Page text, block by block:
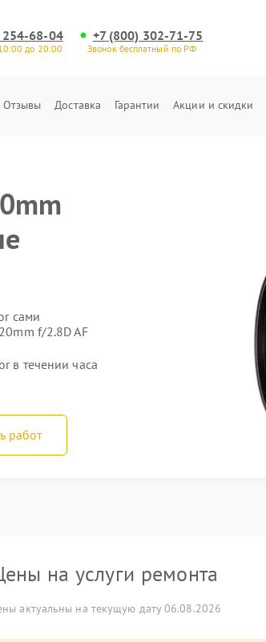
254-68-04
до 20:00
+7 (800) 302-71-75
Звонок бесплатный по РФ
Отзывы Доставка Гарантии Акции и скидки
сами
f/2.8D AF
в течении часа
работ
на услуги ремонта
актуальны на текущую дату 06.08.2026